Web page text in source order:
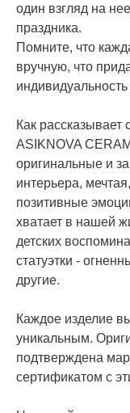
один взгляд на
праздника.
Помните, что
вручную, что
индивидуальность
Как рассказывает
ASIKNOVA
оригинальные и
интерьера,
позитивные
хватает в нашей
детских
статуэтки -
другие.
Каждое изделие
уникальным.
подтверждена
сертификатом с